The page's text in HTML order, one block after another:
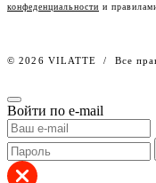
Работа в компании
конфеденциальности и
© 2026 VILATTE / Все
Войти по e-mail